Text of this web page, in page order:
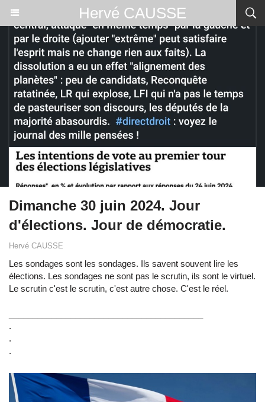
Hervé CAUSSE
Dimanche 30 juin 2024. Jour
d'élections. Jour de démocratie.
Hervé CAUSSE
Les sondages sont les sondages. Ils savent souvent lire les
élections. Les sondages ne sont pas le scrutin, ils sont le virtuel.
Le scrutin c'est le scrutin, c'est autre chose. C'est le réel.
.
.
.